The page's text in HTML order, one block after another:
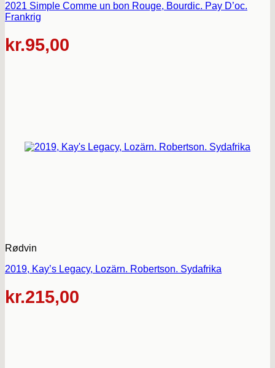
2021 Simple Comme un bon Rouge, Bourdic. Pay D’oc.
Frankrig
kr.95,00
Rødvin
2019, Kay’s Legacy, Lozärn. Robertson. Sydafrika
kr.215,00